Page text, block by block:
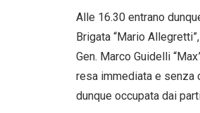
Alle 16.30 entrano
Brigata “Mario
Gen. Marco Guidelli
resa immediata e senza
dunque occupata dai